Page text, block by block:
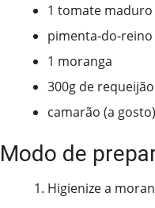
1 tomate
pimenta-do-reino
1 moranga
300g de
camarão (a gosto)
Modo de
Higienize a